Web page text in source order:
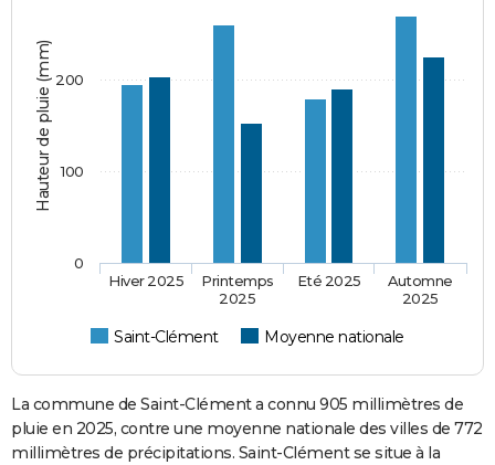
Hauteur de pluie (mm)
Saint-Clément Moyenne nationale
Hiver 2025
Printemps
2025
Eté 2025
Automne
2025
0
100
200
La commune de Saint-Clément a connu 905 millimètres de
pluie en 2025, contre une moyenne nationale des villes de 772
millimètres de précipitations. Saint-Clément se situe à la